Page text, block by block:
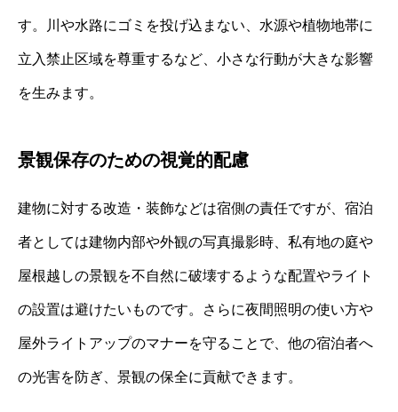
す。川や水路にゴミを投げ込まない、水源や植物地帯に
立入禁止区域を尊重するなど、小さな行動が大きな影響
を生みます。
景観保存のための視覚的配慮
建物に対する改造・装飾などは宿側の責任ですが、宿泊
者としては建物内部や外観の写真撮影時、私有地の庭や
屋根越しの景観を不自然に破壊するような配置やライト
の設置は避けたいものです。さらに夜間照明の使い方や
屋外ライトアップのマナーを守ることで、他の宿泊者へ
の光害を防ぎ、景観の保全に貢献できます。